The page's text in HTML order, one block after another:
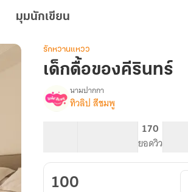
มุมนักเขียน
รักหวานแหวว
เด็กดื้อของคีรินทร์
เรื่อง
ริ
นทร์
นามปากกา
ทิวลิป สีชมพู
170
ยอดวิว
100